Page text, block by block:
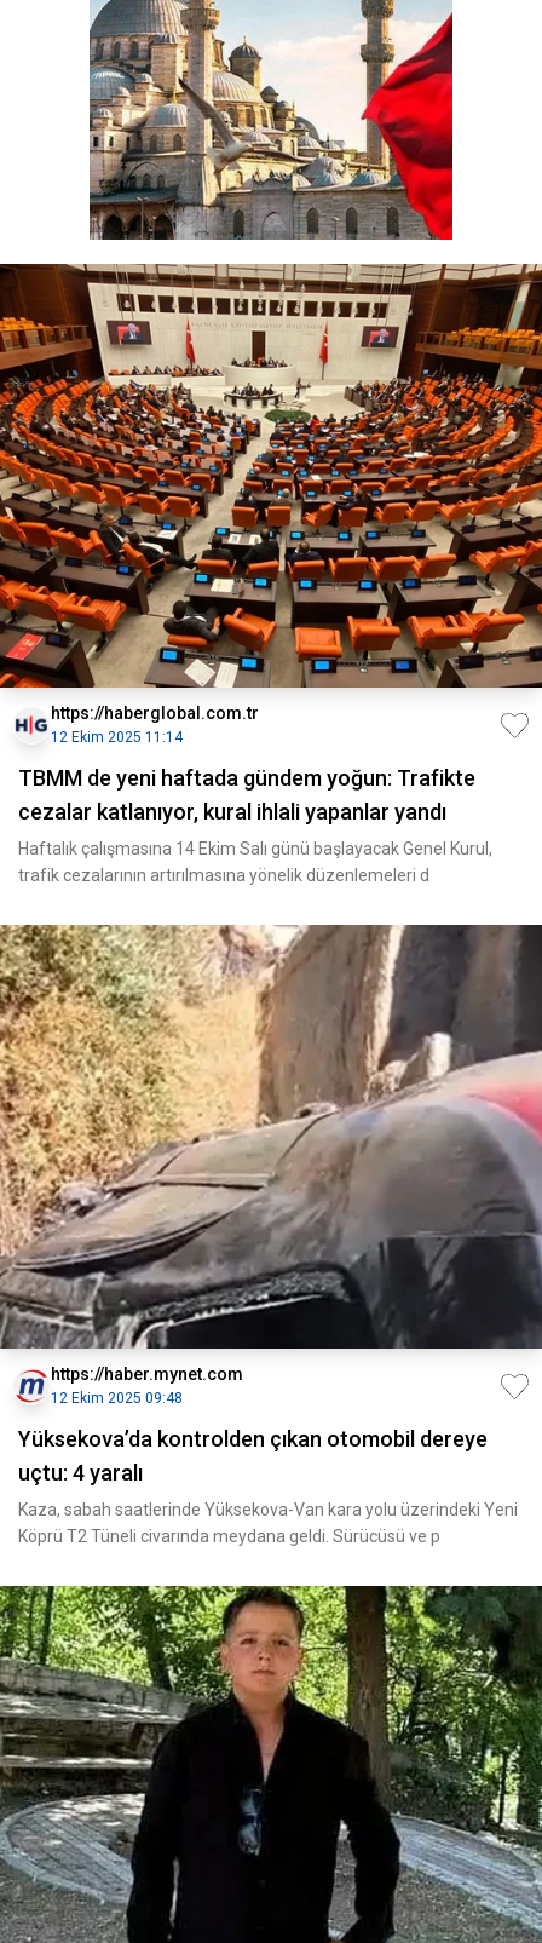
https://haberglobal.com.tr
12 Ekim 2025 11:14
TBMM de yeni haftada gündem yoğun: Trafikte
cezalar katlanıyor, kural ihlali yapanlar yandı
Haftalık çalışmasına 14 Ekim Salı günü başlayacak Genel Kurul,
trafik cezalarının artırılmasına yönelik düzenlemeleri d
https://haber.mynet.com
12 Ekim 2025 09:48
Yüksekova’da kontrolden çıkan otomobil dereye
uçtu: 4 yaralı
Kaza, sabah saatlerinde Yüksekova-Van kara yolu üzerindeki Yeni
Köprü T2 Tüneli civarında meydana geldi. Sürücüsü ve p